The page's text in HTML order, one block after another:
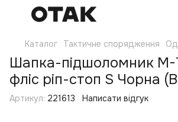
Каталог Тактичне спорядження
Шапка-підшоломник M-
фліс ріп-стоп S Чорна
Артикул: 221613 Написати відгук